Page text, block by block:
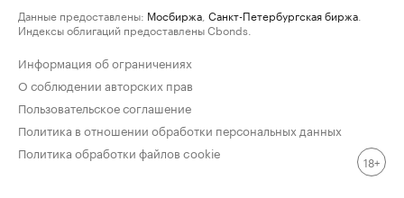
Данные предоставлены: Мосбиржа Санкт-Петербургская биржа
Индексы облигаций предоставлены Cbonds.
Информация об ограничениях
О соблюдении авторских прав
Пользовательское соглашение
Политика в отношении обработки персональных данных
Политика обработки файлов cookie
18+